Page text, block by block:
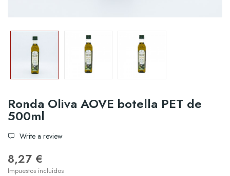
Ronda Oliva AOVE botella PET de
500ml
Write a review
8,27 €
Impuestos incluidos